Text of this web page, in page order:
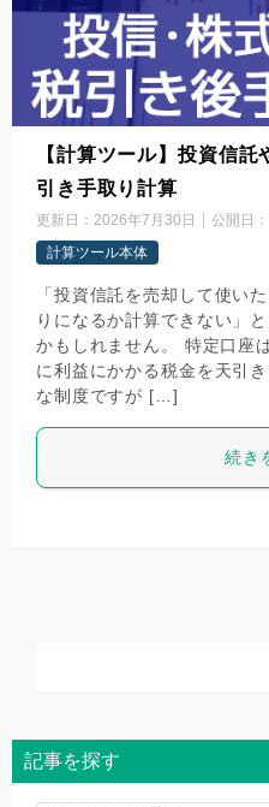
【計算ツール】投資信
引き手取り計算
更新日： 2026年7月30日 公開日：
計算ツール本体
「投資信託を売却して使い
りになるか計算できない」
かもしれません。 特定口座
に利益にかかる税金を天引
な制度ですが […]
続き
記事を探す